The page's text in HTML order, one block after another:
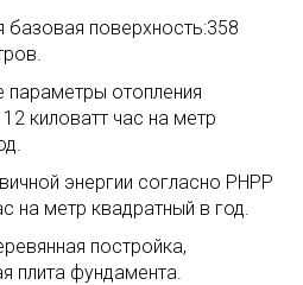
базовая поверхность:358
параметры отопления
киловатт час на метр
энергии согласно PHPP
на метр квадратный в год.
постройка,
плита фундамента.